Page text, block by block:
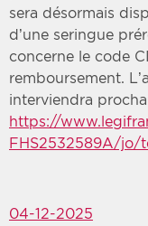
sera désormais
d’une seringue
concerne le code
remboursement.
interviendra
https://
FHS2532589A/jo/
04-12-2025